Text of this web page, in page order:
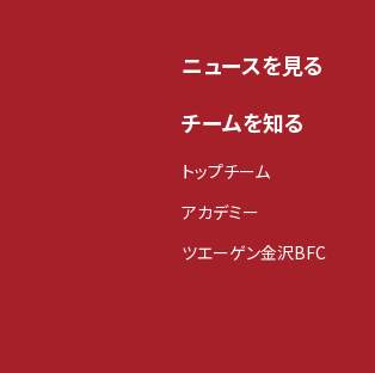
ニュースを見る
チームを知る
トップチーム
アカデミー
ツエーゲン金沢BFC